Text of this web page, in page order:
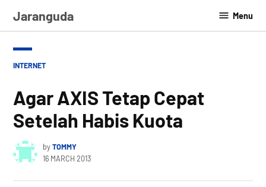
Jaranguda Menu
POSTED
INTERNET
Agar AXIS Tetap Cepat
Setelah Habis Kuota
byTOMMY
16 MARCH 2013